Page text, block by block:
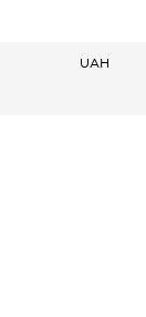
UAH